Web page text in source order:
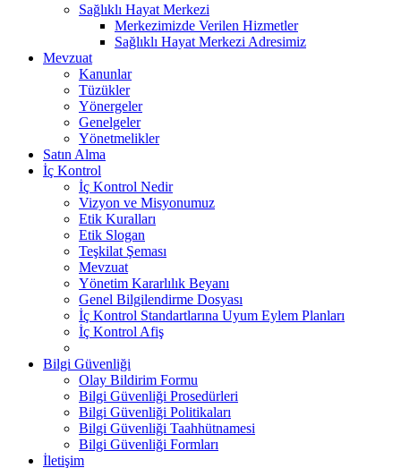
Sağlıklı Hayat Merkezi
Merkezimizde Verilen Hizmetler
Sağlıklı Hayat Merkezi Adresimiz
Mevzuat
Kanunlar
Tüzükler
Yönergeler
Genelgeler
Yönetmelikler
Satın Alma
İç Kontrol
İç Kontrol Nedir
Vizyon ve Misyonumuz
Etik Kuralları
Etik Slogan
Teşkilat Şeması
Mevzuat
Yönetim Kararlılık Beyanı
Genel Bilgilendirme Dosyası
İç Kontrol Standartlarına Uyum Eylem Planları
İç Kontrol Afiş
Bilgi Güvenliği
Olay Bildirim Formu
Bilgi Güvenliği Prosedürleri
Bilgi Güvenliği Politikaları
Bilgi Güvenliği Taahhütnamesi
Bilgi Güvenliği Formları
İletişim